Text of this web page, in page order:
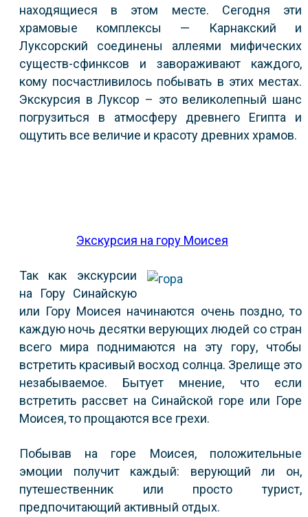
находящиеся в этом месте. Сегодня эти
храмовые комплексы — Карнакский и
Луксорский соединены аллеями мифических
существ-сфинксов и завораживают каждого,
кому посчастливилось побывать в этих местах.
Экскурсия в Луксор – это великолепный шанс
погрузиться в атмосферу древнего Египта и
ощутить все величие и красоту древних храмов.
Экскурсия на гору Моисея
Так как экскурсии
на Гору Синайскую
или Гору Моисея начинаются очень поздно, то
каждую ночь десятки верующих людей со стран
всего мира поднимаются на эту гору, чтобы
встретить красивый восход солнца. Зрелище это
незабываемое. Бытует мнение, что если
встретить рассвет на Синайской горе или Горе
Моисея, то прощаются все грехи.
Побывав на горе Моисея, положительные
эмоции получит каждый: верующий ли он,
путешественник или просто турист,
предпочитающий активный отдых.